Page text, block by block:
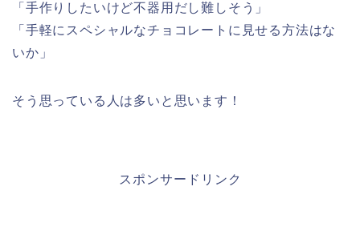
「手作りしたいけど不器用だし難しそう」
「手軽にスペシャルなチョコレートに見せる方法はな
いか」
そう思っている人は多いと思います！
スポンサードリンク